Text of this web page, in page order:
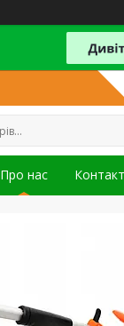
Про нас